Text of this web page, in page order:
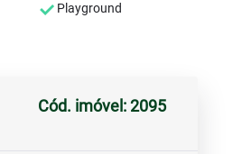
Playground
Cód. imóvel: 2095